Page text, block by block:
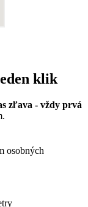
klik
zľava - vždy prvá
osobných